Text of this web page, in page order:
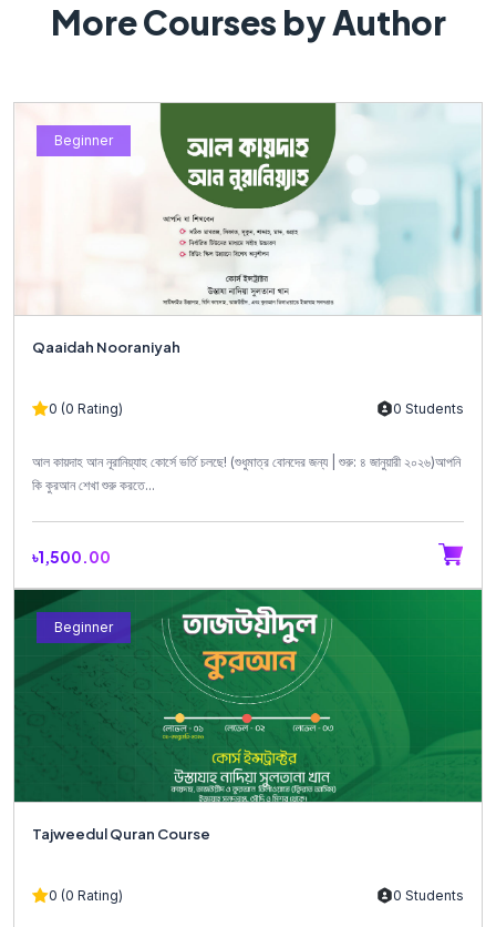
More Courses by Author
Beginner
Qaaidah Nooraniyah
0 (0 Rating) 0 Students
আল কায়দাহ আন নূরানিয়্যাহ কোর্সে ভর্তি চলছে! (শুধুমাত্র বোনদের জন্য | শুরু: ৪ জানুয়ারী ২০২৬)আপনি
কি কুরআন শেখা শুরু করতে...
৳1,500.00
Beginner
Tajweedul Quran Course
0 (0 Rating) 0 Students